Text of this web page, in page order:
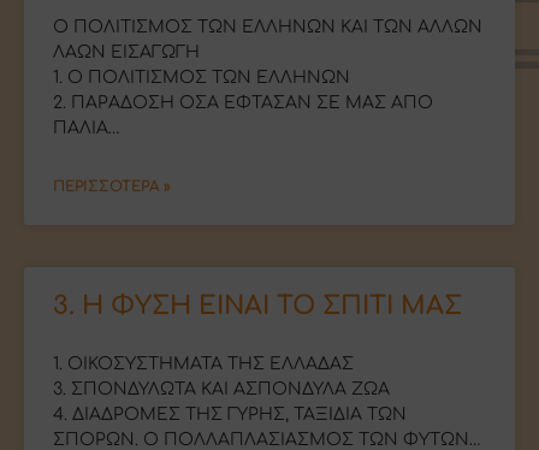
Ο ΠΟΛΙΤΙΣΜΟΣ ΤΩΝ ΕΛΛΗΝΩΝ ΚΑΙ ΤΩΝ ΑΛΛΩΝ
ΛΑΩΝ ΕΙΣΑΓΩΓΗ
1. Ο ΠΟΛΙΤΙΣΜΟΣ ΤΩΝ ΕΛΛΗΝΩΝ
2. ΠΑΡΑΔΟΣΗ ΟΣΑ ΕΦΤΑΣΑΝ ΣΕ ΜΑΣ ΑΠΟ
ΠΑΛΙΑ…
ΠΕΡΙΣΣΟΤΕΡΑ »
3. Η ΦΥΣΗ ΕΙΝΑΙ ΤΟ ΣΠΙΤΙ ΜΑΣ
1. ΟΙΚΟΣΥΣΤΗΜΑΤΑ ΤΗΣ ΕΛΛΑΔΑΣ
3. ΣΠΟΝΔΥΛΩΤΑ ΚΑΙ ΑΣΠΟΝΔΥΛΑ ΖΩΑ
4. ΔΙΑΔΡΟΜΕΣ ΤΗΣ ΓΥΡΗΣ, ΤΑΞΙΔΙΑ ΤΩΝ
ΣΠΟΡΩΝ. Ο ΠΟΛΛΑΠΛΑΣΙΑΣΜΟΣ ΤΩΝ ΦΥΤΩΝ…